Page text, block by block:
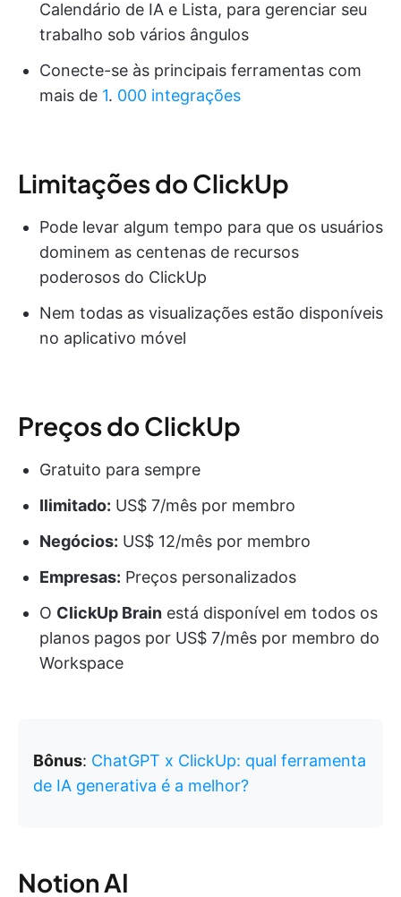
Calendário de IA e Lista, para gerenciar seu
trabalho sob vários ângulos
Conecte-se às principais ferramentas com
mais de 1. 000 integrações
Limitações do ClickUp
Pode levar algum tempo para que os usuários
dominem as centenas de recursos
poderosos do ClickUp
Nem todas as visualizações estão disponíveis
no aplicativo móvel
Preços do ClickUp
Gratuito para sempre
Ilimitado: US$ 7/mês por membro
Negócios: US$ 12/mês por membro
Empresas: Preços personalizados
O ClickUp Brain está disponível em todos os
planos pagos por US$ 7/mês por membro do
Workspace
Bônus: ChatGPT x ClickUp: qual ferramenta
de IA generativa é a melhor?
Notion AI